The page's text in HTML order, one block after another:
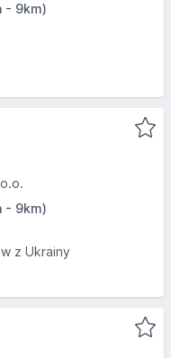
- 9km)
- 9km)
z Ukrainy